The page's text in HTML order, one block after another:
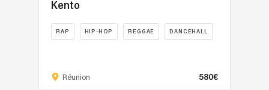
Kento
RAP HIP-HOP REGGAE DANCEHALL
un
Réunion 580€